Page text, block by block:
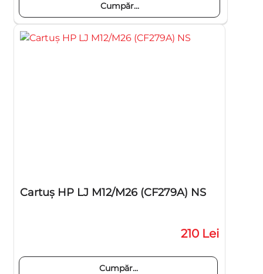
Cumpăr...
Cartuş HP LJ M12/M26 (CF279A) NS
210 Lei
Cumpăr...